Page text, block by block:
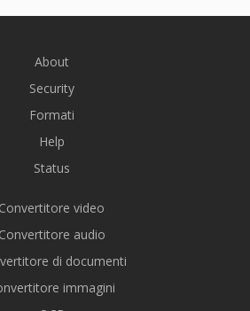
About
Security
Formati
Help
Status
Convertitore video
Convertitore audio
di documenti
immagini